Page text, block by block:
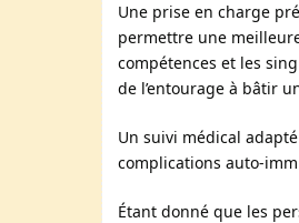
Une prise en charge
permettre une
compétences et les
de l’entourage à bâtir
Un suivi médical
complications auto-
Étant donné que les